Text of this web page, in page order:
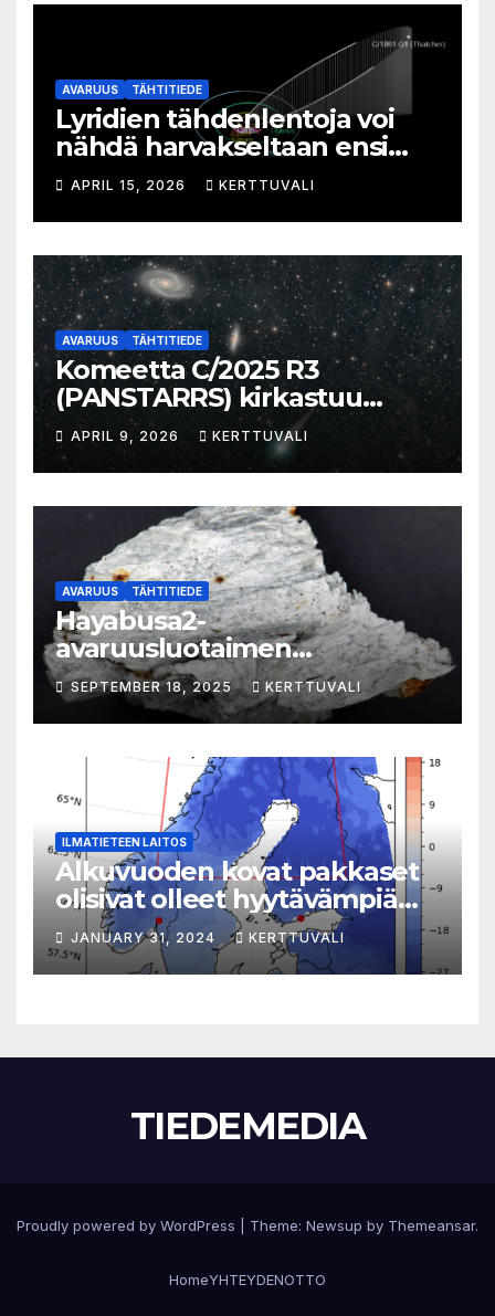
AVARUUS TÄHTITIEDE
Lyridien tähdenlentoja voi
nähdä harvakseltaan ensi
viikolla
APRIL 15, 2026 KERTTUVALI
AVARUUS TÄHTITIEDE
Komeetta C/2025 R3
(PANSTARRS) kirkastuu
aamutaivaalla
APRIL 9, 2026 KERTTUVALI
AVARUUS TÄHTITIEDE
Hayabusa2-
avaruusluotaimen
kohdeasteroidi 1998 KY26 on
pieni, valkoinen, nopeasti
pyörivä kallionlohkare
SEPTEMBER 18, 2025 KERTTUVALI
ILMATIETEEN LAITOS
Alkuvuoden kovat pakkaset
olisivat olleet hyytävämpiä
ilman ihmisten aiheuttamaa
ilmastonmuutosta
JANUARY 31, 2024 KERTTUVALI
TIEDEMEDIA
Proudly powered by WordPress Theme: Newsup by Themeansar.
HomeYHTEYDENOTTO